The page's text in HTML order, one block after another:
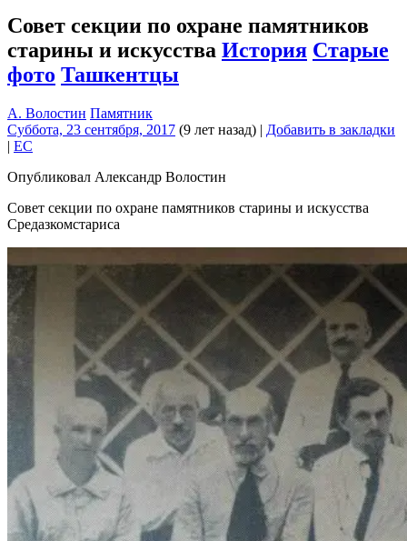
Совет секции по охране памятников
старины и искусства История Старые
фото Ташкентцы
А. Волостин Памятник
Суббота, 23 сентября, 2017 (9 лет назад) | Добавить в закладки
| EC
Опубликовал Александр Волостин‎
Совет секции по охране памятников старины и искусства
Средазкомстариса